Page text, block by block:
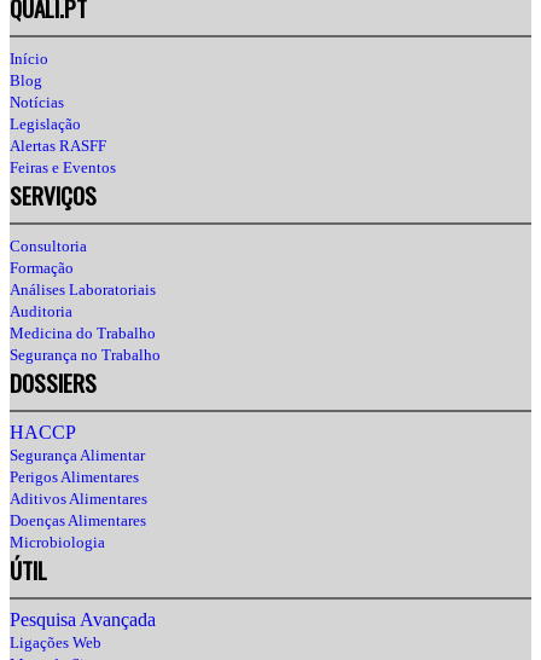
QUALI.PT
Início
Blog
Notícias
Legislação
Alertas RASFF
Feiras e Eventos
SERVIÇOS
Consultoria
Formação
Análises Laboratoriais
Auditoria
Medicina do Trabalho
Segurança no Trabalho
DOSSIERS
HACCP
Segurança Alimentar
Perigos Alimentares
Aditivos Alimentares
Doenças Alimentares
Microbiologia
ÚTIL
Pesquisa Avançada
Ligações Web